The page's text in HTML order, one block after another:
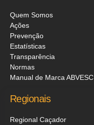
Quem Somos
Ações
Prevenção
Estatísticas
Transparência
Normas
Manual de Marca ABVESC
Regionais
Regional Caçador